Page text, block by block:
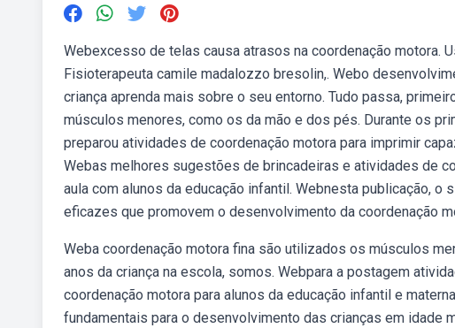
Webexcesso de telas causa atrasos na coordenação motora.
Fisioterapeuta camile madalozzo bresolin,. Webo
criança aprenda mais sobre o seu entorno. Tudo passa,
músculos menores, como os da mão e dos pés. Durante os
preparou atividades de coordenação motora para imprimir
Webas melhores sugestões de brincadeiras e atividades de
aula com alunos da educação infantil. Webnesta publicação,
eficazes que promovem o desenvolvimento da coordenação
Weba coordenação motora fina são utilizados os músculos
anos da criança na escola, somos. Webpara a postagem
coordenação motora para alunos da educação infantil e
fundamentais para o desenvolvimento das crianças em idade